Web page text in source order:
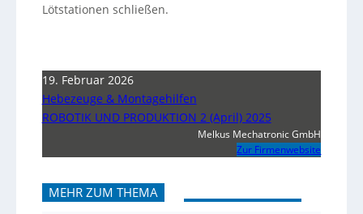
Lötstationen schließen.
19. Februar 2026
Hebezeuge & Montagehilfen
ROBOTIK UND PRODUKTION 2 (April) 2025
Melkus Mechatronic GmbH
Zur Firmenwebsite
MEHR ZUM THEMA